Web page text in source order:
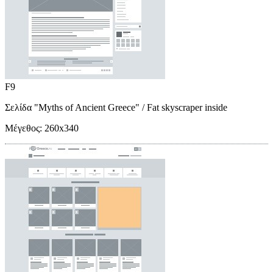
F9
Σελίδα "Myths of Ancient Greece" / Fat skyscraper inside
Μέγεθος: 260x340